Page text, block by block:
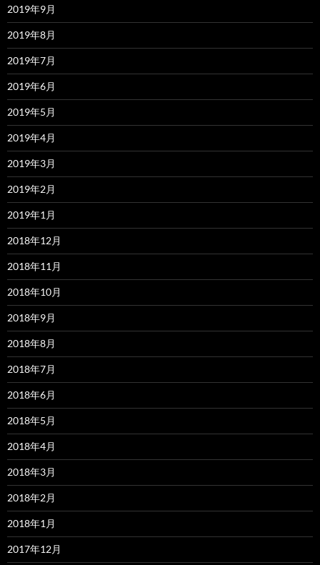
2019年9月
2019年8月
2019年7月
2019年6月
2019年5月
2019年4月
2019年3月
2019年2月
2019年1月
2018年12月
2018年11月
2018年10月
2018年9月
2018年8月
2018年7月
2018年6月
2018年5月
2018年4月
2018年3月
2018年2月
2018年1月
2017年12月